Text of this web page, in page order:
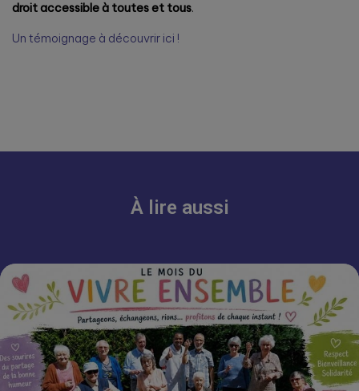
droit accessible à toutes et tous.
Un témoignage à découvrir ici !
À lire aussi